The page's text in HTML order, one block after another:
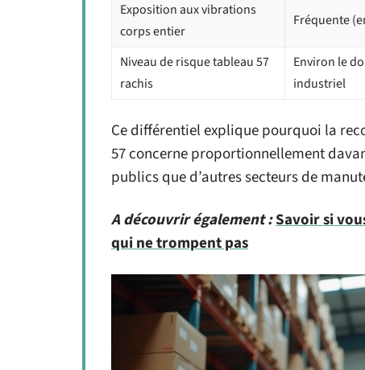
Exposition aux vibrations
corps entier
Fréquente
Niveau de risque tableau 57
rachis
Environ le
industriel
Ce différentiel explique pourquoi la
57 concerne proportionnellement
publics que d’autres secteurs de
A découvrir également :Savoir si
qui ne trompent pas